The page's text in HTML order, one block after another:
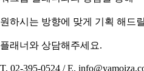
원하시는 방향에 맞게 기획 해드
플래너와 상담해주세요.
T. 02-395-0524 / E.